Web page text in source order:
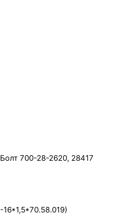
700-28-2620, 28417